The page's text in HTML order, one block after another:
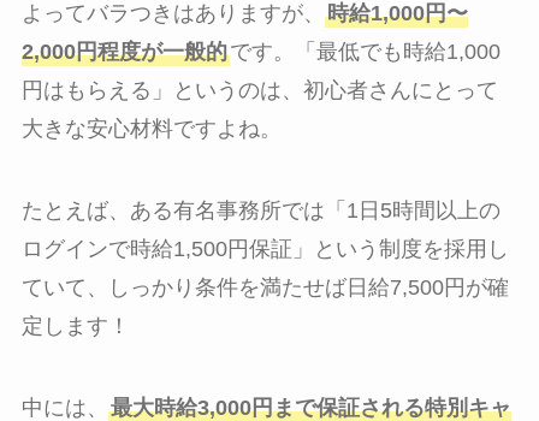
よってバラつきはありますが、 時給1,000円〜
2,000円程度が一般的です。「最低でも時給1,000
円はもらえる」というのは、初心者さんにとって
大きな安心材料ですよね。
たとえば、ある有名事務所では「1日5時間以上の
ログインで時給1,500円保証」という制度を採用し
ていて、しっかり条件を満たせば日給7,500円が確
定します！
中には、 最大時給3,000円まで保証される特別キャ